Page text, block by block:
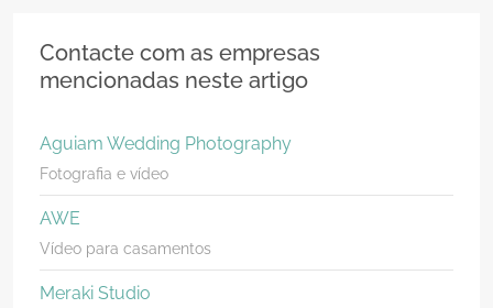
Contacte com as empresas
mencionadas neste artigo
Aguiam Wedding Photography
Fotografia e vídeo
AWE
Vídeo para casamentos
Meraki Studio